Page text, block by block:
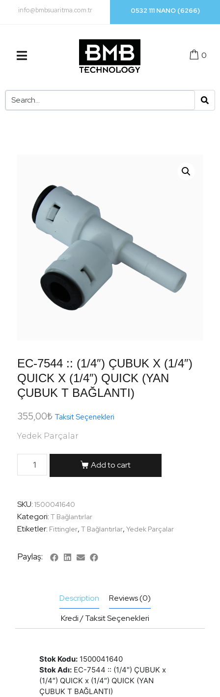
info@bmbsuaritma.com.tr 0532 111 NANO (6266)
0
EC-7544 :: (1/4″) ÇUBUK X (1/4″)
QUICK X (1/4″) QUICK (YAN
ÇUBUK T BAĞLANTI)
355,00₺ Taksit Seçenekleri
Yedek Parçalar
Add to cart
SKU: 1500041640
Kategori: T Bağlantırlar
Etiketler: Fittingler, T Bağlantırlar, Yedek Parçalar
Paylaş:
Description
Reviews (0)
Kredi / Taksit Seçenekleri
Stok Kodu: 1500041640
Stok Adı: EC-7544 :: (1/4″) ÇUBUK x
(1/4″) QUICK x (1/4″) QUICK (YAN
ÇUBUK T BAĞLANTI)